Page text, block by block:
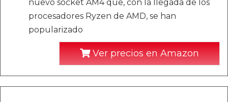
nuevo socket AM4 que, con la llegada de los
procesadores Ryzen de AMD, se han
popularizado
Ver precios en Amazon